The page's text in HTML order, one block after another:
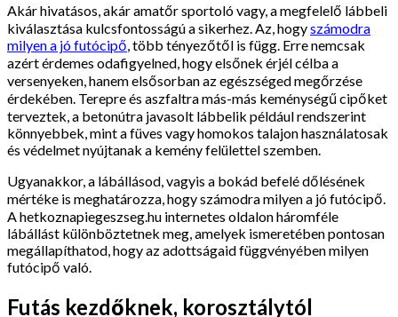
Akár hivatásos, akár amatőr sportoló vagy, a megfelelő lábbeli
kiválasztása kulcsfontosságú a sikerhez. Az, hogyszámodra
milyen a jó futócipő, több tényezőtől is függ. Erre nemcsak
azért érdemes odafigyelned, hogy elsőnek érjél célba a
versenyeken, hanem elsősorban az egészséged megőrzése
érdekében. Terepre és aszfaltra más-más keménységű cipőket
terveztek, a betonútra javasolt lábbelik például rendszerint
könnyebbek, mint a füves vagy homokos talajon használatosak
és védelmet nyújtanak a kemény felülettel szemben.
Ugyanakkor, a lábállásod, vagyis a bokád befelé dőlésének
mértéke is meghatározza, hogy számodra milyen a jó futócipő.
A hetkoznapiegeszseg.hu internetes oldalon háromféle
lábállást különböztetnek meg, amelyek ismeretében pontosan
megállapíthatod, hogy az adottságaid függvényében milyen
futócipő való.
Futás kezdőknek, korosztálytól